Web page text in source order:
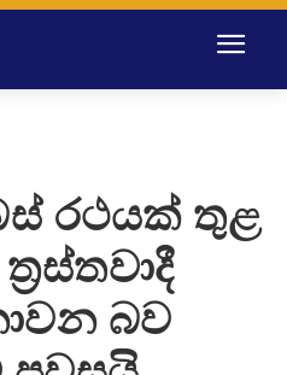
රථයක් තුළ
බව